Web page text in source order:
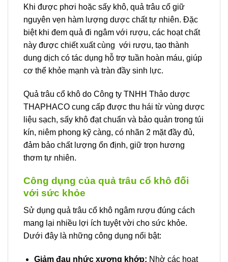
Khi được phơi hoặc sấy khô, quả trâu cổ giữ
nguyên vẹn hàm lượng dược chất tự nhiên. Đặc
biệt khi đem quả đi ngâm với rượu, các hoạt chất
này được chiết xuất cùng với rượu, tạo thành
dung dịch có tác dụng hỗ trợ tuần hoàn máu, giúp
cơ thể khỏe mạnh và tràn đầy sinh lực.
Quả trâu cổ khô do Công ty TNHH Thảo dược
THAPHACO cung cấp được thu hái từ vùng dược
liệu sạch, sấy khô đạt chuẩn và bảo quản trong túi
kín, niêm phong kỹ càng, có nhãn 2 mặt đầy đủ,
đảm bảo chất lượng ổn định, giữ trọn hương
thơm tự nhiên.
Công dụng của quả trâu cổ khô đối
với sức khỏe
Sử dụng quả trâu cổ khô ngâm rượu đúng cách
mang lại nhiều lợi ích tuyệt vời cho sức khỏe.
Dưới đây là những công dụng nổi bật:
Giảm đau nhức xương khớp: Nhờ các hoạt